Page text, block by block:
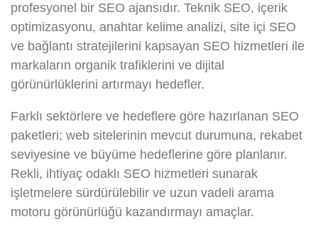
profesyonel bir SEO ajansıdır. Teknik SEO, içerik
optimizasyonu, anahtar kelime analizi, site içi SEO
ve bağlantı stratejilerini kapsayan SEO hizmetleri ile
markaların organik trafiklerini ve dijital
görünürlüklerini artırmayı hedefler.
Farklı sektörlere ve hedeflere göre hazırlanan SEO
paketleri; web sitelerinin mevcut durumuna, rekabet
seviyesine ve büyüme hedeflerine göre planlanır.
Rekli, ihtiyaç odaklı SEO hizmetleri sunarak
işletmelere sürdürülebilir ve uzun vadeli arama
motoru görünürlüğü kazandırmayı amaçlar.